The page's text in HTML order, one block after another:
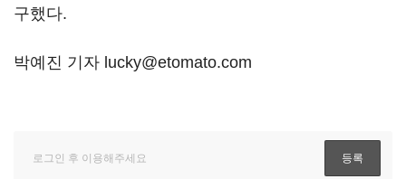
구했다.
박예진 기자 lucky@etomato.com